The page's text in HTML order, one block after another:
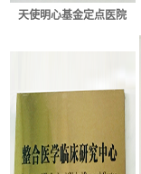
天使明心基金定点医院